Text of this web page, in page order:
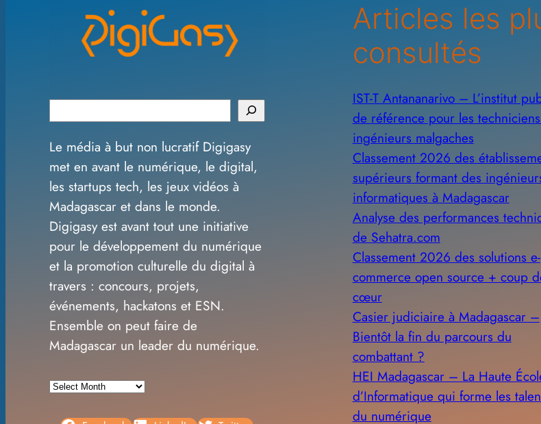
e
a
r
c
h
Le média à but non lucratif Digigasy
met en avant le numérique, le digital,
les startups tech, les jeux vidéos à
Madagascar et dans le monde.
Digigasy est avant tout une initiative
pour le développement du numérique
et la promotion culturelle du digital à
travers : concours, projets,
événements, hackatons et ESN.
Ensemble on peut faire de
Madagascar un leader du numérique.
A
Articles les
consultés
IST-T Antananarivo – L’institut
de référence pour les
ingénieurs malgaches
Classement 2026 des
supérieurs formant des
informatiques à Madagascar
Analyse des performances
de Sehatra.com
Classement 2026 des solutions e-
commerce open source + coup
cœur
Casier judiciaire à Madagascar –
Bientôt la fin du parcours du
combattant ?
HEI Madagascar – La Haute
d’Informatique qui forme les
du numérique